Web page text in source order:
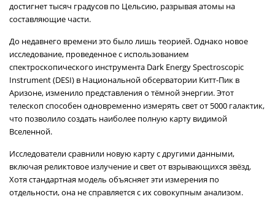
достигнет тысяч градусов по Цельсию, разрывая атомы на
составляющие части.
До недавнего времени это было лишь теорией. Однако новое
исследование, проведенное с использованием
спектроскопического инструмента Dark Energy Spectroscopic
Instrument (DESI) в Национальной обсерватории Китт-Пик в
Аризоне, изменило представления о тёмной энергии. Этот
телескоп способен одновременно измерять свет от 5000 галактик,
что позволило создать наиболее полную карту видимой
Вселенной.
Исследователи сравнили новую карту с другими данными,
включая реликтовое излучение и свет от взрывающихся звёзд.
Хотя стандартная модель объясняет эти измерения по
отдельности, она не справляется с их совокупным анализом.